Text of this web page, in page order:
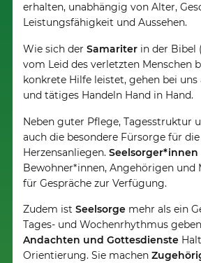
erhalten, unabhängig von Alter,
Leistungsfähigkeit und Aussehen.
Wie sich der Samariter in der Bibel
vom Leid des verletzten Menschen
konkrete Hilfe leistet, gehen bei
und tätiges Handeln Hand in Hand.
Neben guter Pflege, Tagesstruktur
auch die besondere Fürsorge für die
Herzensanliegen.Seelsorger*innen
Bewohner*innen, Angehörigen und
für Gespräche zur Verfügung.
Zudem istSeelsorge mehr als ein
Tages- und Wochenrhythmus
Andachten und Gottesdienste
Orientierung. Sie machen